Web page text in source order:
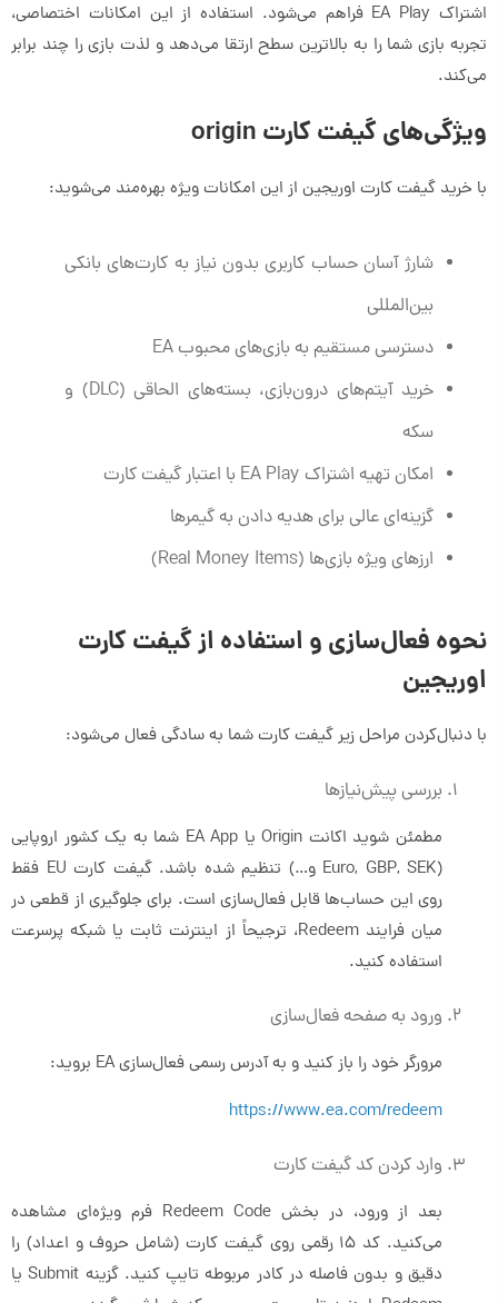
اشتراک EA Play فراهم می‌شود. استفاده از این امکانات اختصاصی،
تجربه بازی شما را به بالاترین سطح ارتقا می‌دهد و لذت بازی را چند برابر
می‌کند.
ویژگی‌های گیفت کارت origin
با خرید گیفت کارت اوریجین از این امکانات ویژه بهره‌مند می‌شوید:
شارژ آسان حساب کاربری بدون نیاز به کارت‌های بانکی
بین‌المللی
دسترسی مستقیم به بازی‌های محبوب EA
خرید آیتم‌های درون‌بازی، بسته‌های الحاقی (DLC) و
سکه
امکان تهیه اشتراک EA Play با اعتبار گیفت کارت
گزینه‌ای عالی برای هدیه دادن به گیمرها
ارزهای ویژه بازی‌ها (Real Money Items)
نحوه فعال‌سازی و استفاده از گیفت کارت
اوریجین
با دنبال‌کردن مراحل زیر گیفت کارت شما به سادگی فعال می‌شود:
بررسی پیش‌نیازها
مطمئن شوید اکانت Origin یا EA App شما به یک کشور اروپایی
(Euro, GBP, SEK و…) تنظیم شده باشد. گیفت کارت EU فقط
روی این حساب‌ها قابل فعال‌سازی است. برای جلوگیری از قطعی در
میان فرایند Redeem، ترجیحاً از اینترنت ثابت یا شبکه پرسرعت
استفاده کنید.
ورود به صفحه فعال‌سازی
مرورگر خود را باز کنید و به آدرس رسمی فعال‌سازی EA بروید:
https://www.ea.com/redeem
وارد کردن کد گیفت کارت
بعد از ورود، در بخش Redeem Code فرم ویژه‌ای مشاهده
می‌کنید. کد ۱۵ رقمی روی گیفت کارت (شامل حروف و اعداد) را
دقیق و بدون فاصله در کادر مربوطه تایپ کنید. گزینه Submit یا